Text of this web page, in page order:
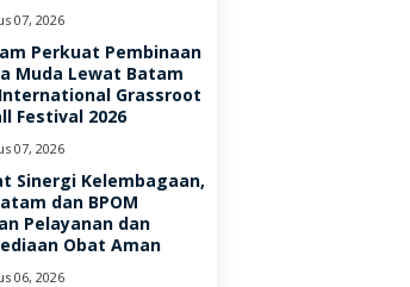
07, 2026
Perkuat Pembinaan
Muda Lewat Batam
Grassroot
Festival 2026
07, 2026
Sinergi Kelembagaan,
dan BPOM
Pelayanan dan
Obat Aman
06, 2026